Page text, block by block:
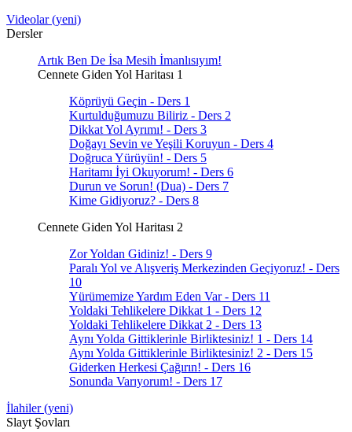
Videolar (yeni)
Dersler
Artık Ben De İsa Mesih İmanlısıyım!
Cennete Giden Yol Haritası 1
Köprüyü Geçin - Ders 1
Kurtulduğumuzu Biliriz - Ders 2
Dikkat Yol Ayrımı! - Ders 3
Doğayı Sevin ve Yeşili Koruyun - Ders 4
Doğruca Yürüyün! - Ders 5
Haritamı İyi Okuyorum! - Ders 6
Durun ve Sorun! (Dua) - Ders 7
Kime Gidiyoruz? - Ders 8
Cennete Giden Yol Haritası 2
Zor Yoldan Gidiniz! - Ders 9
Paralı Yol ve Alışveriş Merkezinden Geçiyoruz! - Ders
10
Yürümemize Yardım Eden Var - Ders 11
Yoldaki Tehlikelere Dikkat 1 - Ders 12
Yoldaki Tehlikelere Dikkat 2 - Ders 13
Aynı Yolda Gittiklerinle Birliktesiniz! 1 - Ders 14
Aynı Yolda Gittiklerinle Birliktesiniz! 2 - Ders 15
Giderken Herkesi Çağırın! - Ders 16
Sonunda Varıyorum! - Ders 17
İlahiler (yeni)
Slayt Şovları